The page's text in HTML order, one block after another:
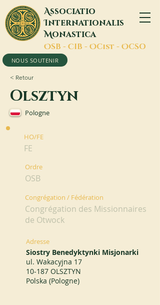
Associatio
Internationalis
Monastica
OSB - CIB - OCist - OCSO
NOUS SOUTENIR
< Retour
Olsztyn
Pologne
HO/FE
FE
Ordre
OSB
Congrégation / Fédération
Congrégation des Missionnaires
de Otwock
Adresse
Siostry Benedyktynki Misjonarki
ul. Wakacyjna 17
10-187 OLSZTYN
Polska (Pologne)